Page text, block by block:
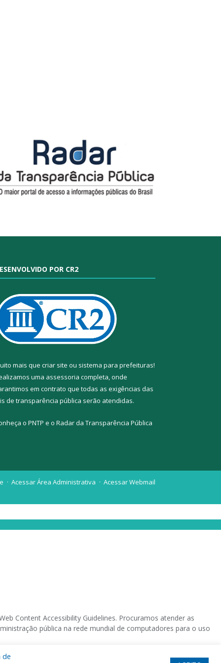
POR CR2
mais que criar site ou sistema para prefeituras!
uma assessoria completa, onde
em contrato que todas as exigências das
de transparência pública serão atendidas.
o PNTP e o Radar da Transparência Pública
Acessar Área Administrativa Acessar Webmail
de
Content Accessibility Guidelines. Procuramos atender as
pública na rede mundial de computadores para o uso
operacional destinado deficientes visuais.